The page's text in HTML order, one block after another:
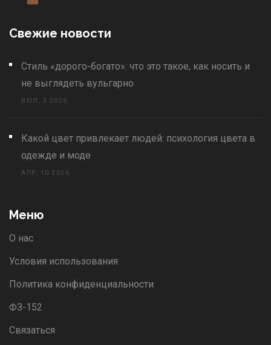
Свежие новости
Стиль «дорого-богато»: что это такое, как носить и
не выглядеть вульгарно
ИЮЛ, 3 2026
Какой цвет привлекает людей: психология цвета в
одежде и моде
АПР, 10 2026
Меню
О нас
Условия использования
Политика конфиденциальности
ФЗ-152
Связаться